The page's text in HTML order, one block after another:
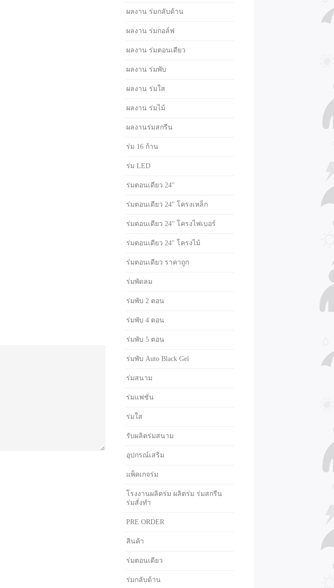
ผลงาน ร่มกลับด้าน
ผลงาน ร่มกอล์ฟ
ผลงาน ร่มตอนเดียว
ผลงาน ร่มพับ
ผลงาน ร่มใส
ผลงาน ร่มไม้
ผลงานร่มสกรีน
ร่ม 16 ก้าน
ร่ม LED
ร่มตอนเดียว 24"
ร่มตอนเดียว 24" โครงเหล็ก
ร่มตอนเดียว 24" โครงไฟเบอร์
ร่มตอนเดียว 24" โครงไม้
ร่มตอนเดียว ราคาถูก
ร่มพัดลม
ร่มพับ 2 ตอน
ร่มพับ 4 ตอน
ร่มพับ 5 ตอน
ร่มพับ Auto Black Gel
ร่มสนาม
ร่มแฟชั่น
ร่มใส
รับผลิตร่มสนาม
อุปกรณ์เสริม
แพ็คเกจร่ม
โรงงานผลิตร่ม ผลิตร่ม ร่มสกรีน
ร่มสั่งทำ
PRE ORDER
สินค้า
ร่มตอนเดียว
ร่มกลับด้าน